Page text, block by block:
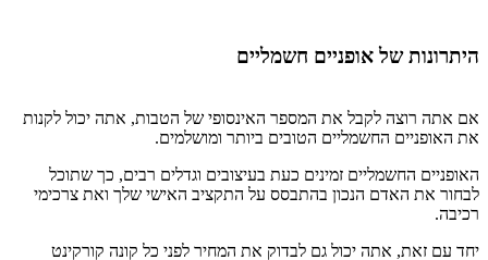
היתרונות של אופניים חשמליים
אם אתה רוצה לקבל את המספר האינסופי של הטבות, אתה יכול לקנות
את האופניים החשמליים הטובים ביותר ומושלמים.
האופניים החשמליים זמינים כעת בעיצובים וגדלים רבים, כך שתוכל
לבחור את האדם הנכון בהתבסס על התקציב האישי שלך ואת צרכימי
רכיבה.
יחד עם זאת, אתה יכול גם לבדוק את המחיר לפני כל קונה קורקינט